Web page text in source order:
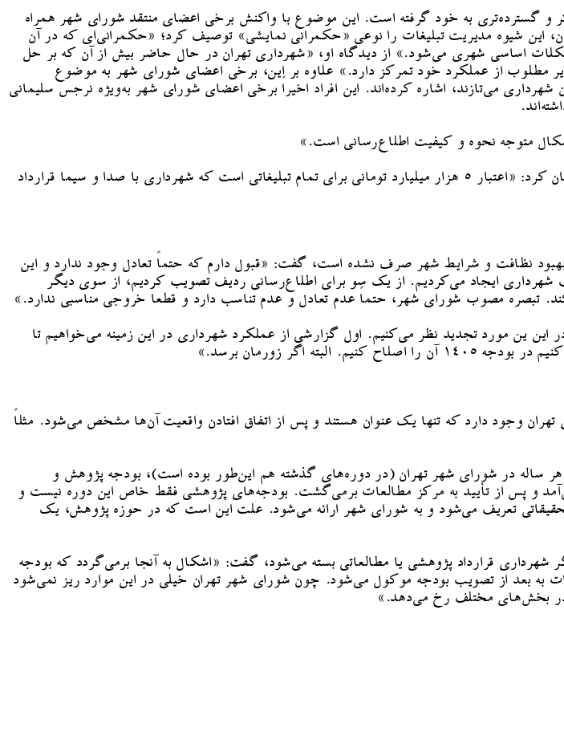
و گسترده‌تری به خود گرفته است. این موضوع با واکنش برخی اعضای منتقد شورای شهر همراه
این شیوه مدیریت تبلیغات را نوعی «حکمرانی نمایشی» توصیف کرد؛ «حکمرانی‌ای که در آن
اساسی شهری می‌شود.» از دیدگاه او، «شهرداری تهران در حال حاضر بیش از آن که بر حل
مطلوب از عملکرد خود تمرکز دارد.» علاوه بر این، برخی اعضای شورای شهر به موضوع
می‌تازند، اشاره کرده‌اند. این افراد اخیراً برخی اعضای شورای شهر به‌ویژه نرجس سلیمانی
متوجه نحوه و کیفیت اطلاع‌رسانی است.»
امانی با اشاره به این که «تهران دوست‌داشتنی» یکی از پروژه‌های تبلیغاتی شهرداری است، بیان کرد: «اعتبار ۵ هزار میلیارد تومانی برای تمام تبلیغاتی است که شهرداری با صدا و سیما قرارداد
بهبود نظافت و شرایط شهر صرف نشده است، گفت: «قبول دارم که حتماً تعادل وجود ندارد و این
شهرداری ایجاد می‌کردیم. از یک سو برای اطلاع‌رسانی ردیف تصویب کردیم، از سوی دیگر
کند. تبصره مصوب شورای شهر، حتماً عدم تعادل و عدم تناسب دارد و قطعاً خروجی مناسبی ندارد.»
بودجه سال آینده در این ین مورد تجدید نظر می‌کنیم. اول گزارشی از عملکرد شهرداری در این زمینه می‌خواهیم تا
اگر زورمان برسد.»
وجود دارد که تنها یک عنوان هستند و پس از اتفاق افتادن واقعیت آن‌ها مشخص می‌شود. مثلاً
ساله در شورای شهر تهران (در دوره‌های گذشته هم این‌طور بوده است)، بودجه پژوهش و
و پس از تأیید به مرکز مطالعات برمی‌گشت. بودجه‌های پژوهشی فقط خاص این دوره نیست و
تعریف می‌شود و به شورای شهر ارائه می‌شود. علت این است که در حوزه پژوهش، یک
قرارداد پژوهشی یا مطالعاتی بسته می‌شود، گفت: «اشکال به آنجا برمی‌گردد که بودجه
بعد از تصویب بودجه موکول می‌شود. چون شورای شهر تهران خیلی در این موارد ریز نمی‌شود
در بخش‌های مختلف رخ می‌دهد.»